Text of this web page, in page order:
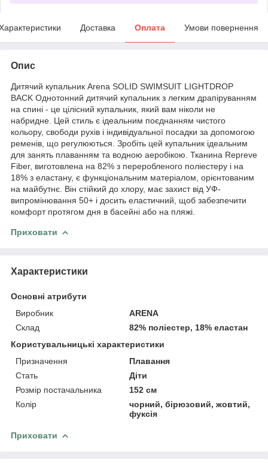
Доставка Оплата Умови повернення
Опис
Дитячий купальник Arena SOLID SWIMSUIT LIGHTDROP
BACK Однотонний дитячий купальник з легким драпіруванням
на спині - це цілісний купальник, який вам ніколи не
набридне. Цей стиль є ідеальним поєднанням чистого
кольору, свободи рухів і індивідуальної посадки за допомогою
ременів, що регулюються. Зробіть цей купальник ідеальним
для занять плаванням та водною аеробікою. Тканина Repreve
Fiber, виготовлена на 82% з переробленого поліестеру і на
18% з еластану, є функціональним матеріалом, орієнтованим
на майбутнє. Він стійкий до хлору, має захист від УФ-
випромінювання 50+ і досить еластичний, щоб забезпечити
комфорт протягом дня в басейні або на пляжі.
Приховати
Характеристики
Основні атрибути
Виробник
ARENA
Склад
82% поліестер, 18% еластан
Користувальницькі характеристики
Призначення
Плавання
Стать
Діти
Розмір постачальника
152 см
Колір
чорний, бірюзовий, жовтий,
фуксія
Приховати